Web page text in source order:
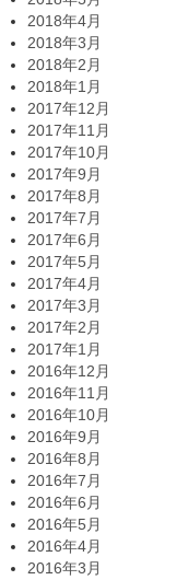
2018年4月
2018年3月
2018年2月
2018年1月
2017年12月
2017年11月
2017年10月
2017年9月
2017年8月
2017年7月
2017年6月
2017年5月
2017年4月
2017年3月
2017年2月
2017年1月
2016年12月
2016年11月
2016年10月
2016年9月
2016年8月
2016年7月
2016年6月
2016年5月
2016年4月
2016年3月